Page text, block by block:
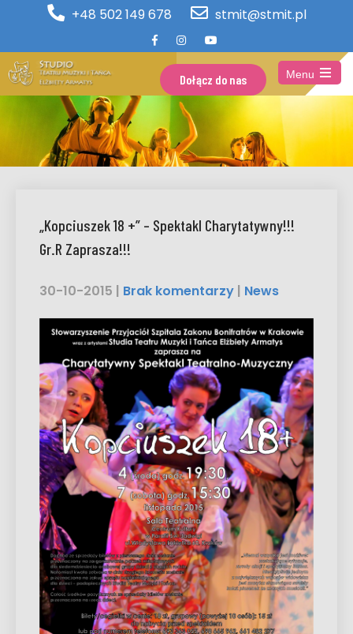
+48 502 149 678 stmit@stmit.pl
Dołącz do nas
Menu
Open
the
main
menu
„Kopciuszek 18 +” – Spektakl Charytatywny!!!
Gr.R Zaprasza!!!
30-10-2015 | Brak komentarzy | News